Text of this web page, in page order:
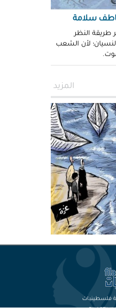
سلامة
طريقة النظر
لأن الشعب
المزيد
فلسطينيات